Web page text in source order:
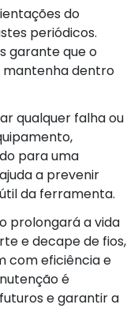
do
periódicos.
garante que o
mantenha dentro
qualquer falha ou
para uma
a prevenir
da ferramenta.
prolongará a vida
e decape de fios,
com eficiência e
é
e garantir a